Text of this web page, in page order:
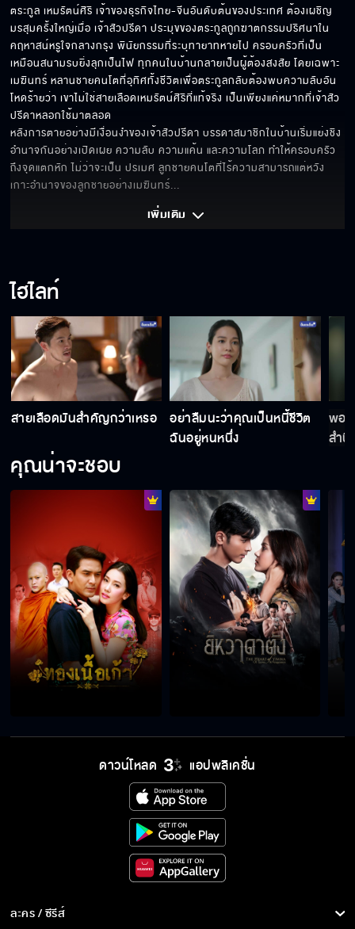
ตระกูล เหมรัตน์ศิริ เจ้าของธุรกิจไทย-จีนอันดับต้นของประเทศ ต้องเผชิญ
มรสุมครั้งใหญ่เมื่อ เจ้าสัวปรีดา ประมุขของตระกูลถูกฆาตกรรมปริศนาใน
คฤหาสน์หรูใจกลางกรุง พินัยกรรมที่ระบุทายาทหายไป ครอบครัวที่เป็น
เหมือนสนามรบยิ่งลุกเป็นไฟ ทุกคนในบ้านกลายเป็นผู้ต้องสงสัย โดยเฉพาะ
เมฆินทร์ หลานชายคนโตที่อุทิศทั้งชีวิตเพื่อตระกูลกลับต้องพบความลับอัน
โหดร้ายว่า เขาไม่ใช่สายเลือดเหมรัตน์ศิริที่แท้จริง เป็นเพียงแค่หมากที่เจ้าสัว
ปรีดาหลอกใช้มาตลอด
หลังการตายอย่างมีเงื่อนงำของเจ้าสัวปรีดา บรรดาสมาชิกในบ้านเริ่มแย่งชิง
อำนาจกันอย่างเปิดเผย ความลับ ความแค้น และความโลภ ทำให้ครอบครัว
ถึงจุดแตกหัก ไม่ว่าจะเป็น ปรเมศ ลูกชายคนโตที่ไร้ความสามารถแต่หวัง
เกาะอำนาจของลูกชายอย่างเมฆินทร์...
เพิ่มเติม
ไฮไลท์
สายเลือดมันสำคัญกว่าเหรอ
อย่าลืมนะว่าคุณเป็นหนี้ชีวิต
ฉันอยู่หนหนึ่ง
พอไ
สำนึ
คุณน่าจะชอบ
ดาวน์โหลด แอปพลิเคชั่น
ละคร / ซีรีส์